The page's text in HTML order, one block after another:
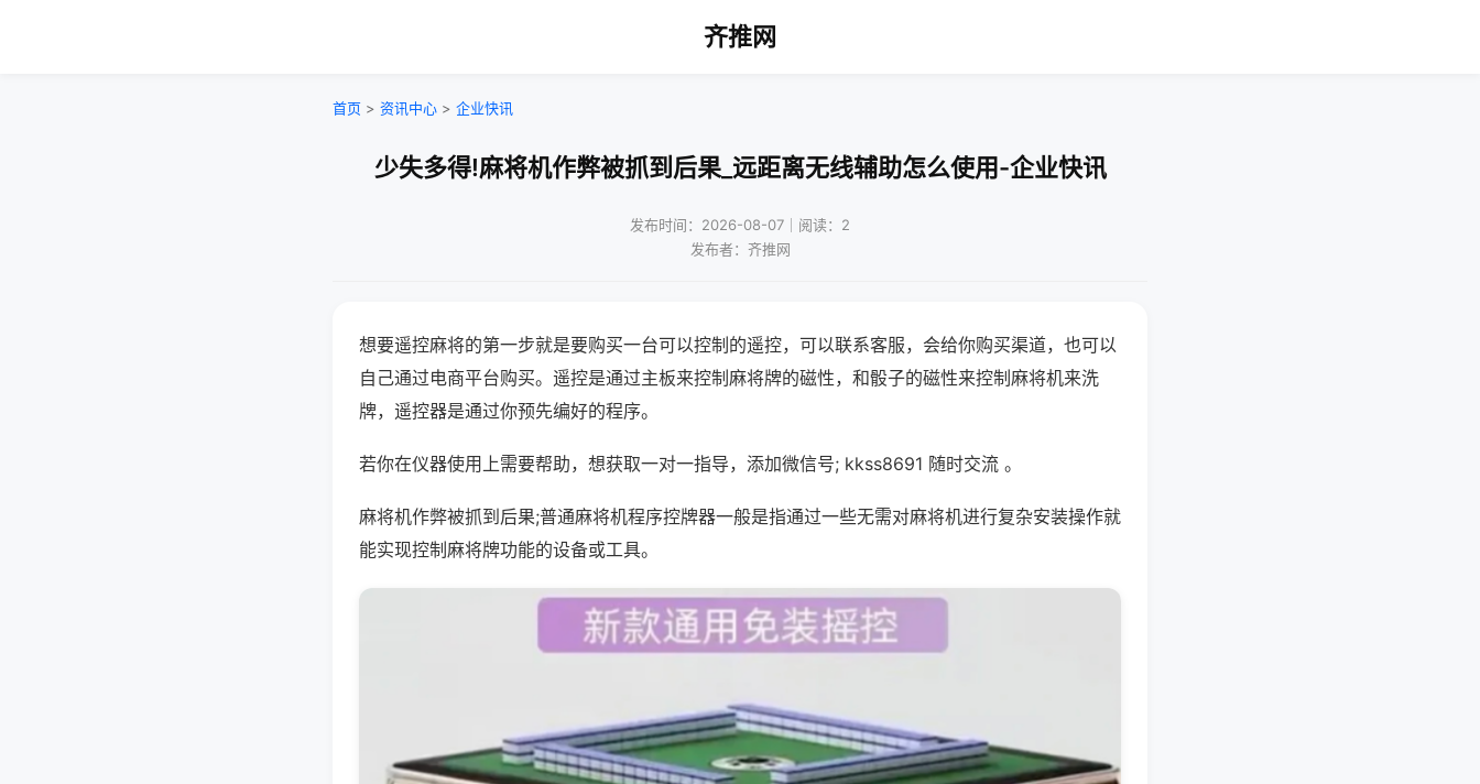
齐推网
首页 > 资讯中心 > 企业快讯
少失多得!麻将机作弊被抓到后果_远距离无线辅助怎么使用-企业快讯
发布时间：2026-08-07｜阅读：2
发布者：齐推网
想要遥控麻将的第一步就是要购买一台可以控制的遥控，可以联系客服，会给你购买渠道，也可以
自己通过电商平台购买。遥控是通过主板来控制麻将牌的磁性，和骰子的磁性来控制麻将机来洗
牌，遥控器是通过你预先编好的程序。
若你在仪器使用上需要帮助，想获取一对一指导，添加微信号; kkss8691 随时交流 。
麻将机作弊被抓到后果;普通麻将机程序控牌器一般是指通过一些无需对麻将机进行复杂安装操作就
能实现控制麻将牌功能的设备或工具。